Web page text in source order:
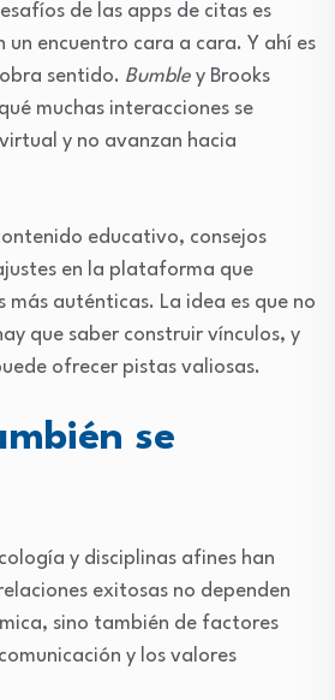
de las apps de citas es
un encuentro cara a cara. Y ahí es
sentido. Bumble y Brooks
muchas interacciones se
y no avanzan hacia
educativo, consejos
en la plataforma que
más auténticas. La idea es que no
que saber construir vínculos, y
ofrecer pistas valiosas.
se
y disciplinas afines han
exitosas no dependen
sino también de factores
y los valores